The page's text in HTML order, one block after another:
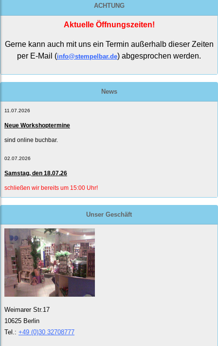
ACHTUNG
Aktuelle Öffnungszeiten!
Gerne kann auch mit uns ein Termin außerhalb dieser Zeiten
per E-Mail (info@stempelbar.de) abgesprochen werden.
News
11.07.2026
Neue Workshoptermine
sind online buchbar.
02.07.2026
Samstag, den 18.07.26
schließen wir bereits um 15:00 Uhr!
Unser Geschäft
Weimarer Str.17
10625 Berlin
Tel.: +49 (0)30 32708777